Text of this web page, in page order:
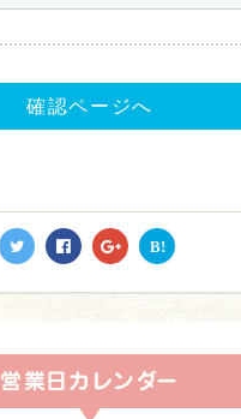
確認ページへ
営業日カレンダー
B!